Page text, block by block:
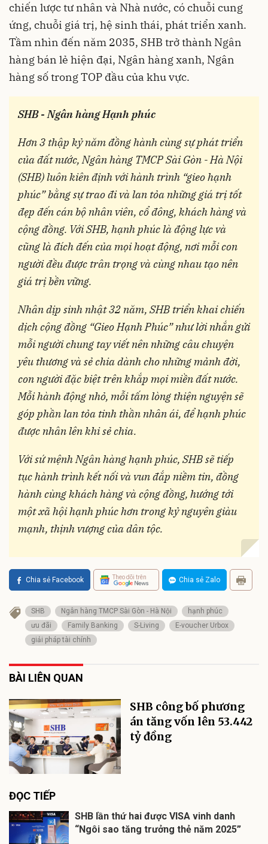
chiến lược tư nhân và Nhà nước, có chuỗi cung
ứng, chuỗi giá trị, hệ sinh thái, phát triển xanh.
Tầm nhìn đến năm 2035, SHB trở thành Ngân
hàng bán lẻ hiện đại, Ngân hàng xanh, Ngân
hàng số trong TOP đầu của khu vực.
SHB - Ngân hàng Hạnh phúc
Hơn 3 thập kỷ năm đồng hành cùng sự phát triển
của đất nước, Ngân hàng TMCP Sài Gòn - Hà Nội
(SHB) luôn kiên định với hành trình “gieo hạnh
phúc” bằng sự trao đi và lan tỏa những giá trị tốt
đẹp đến cán bộ nhân viên, cổ đông, khách hàng và
cộng đồng. Với SHB, hạnh phúc là động lực và
cũng là đích đến của mọi hoạt động, nơi mỗi con
người đều được trân trọng và cùng nhau tạo nên
giá trị bền vững.
Nhân dịp sinh nhật 32 năm, SHB triển khai chiến
dịch cộng đồng “Gieo Hạnh Phúc” như lời nhắn gửi
mỗi người chung tay viết nên những câu chuyện
yêu thương và sẻ chia dành cho những mảnh đời,
con người đặc biệt trên khắp mọi miền đất nước.
Mỗi hành động nhỏ, mỗi tấm lòng thiện nguyện sẽ
góp phần lan tỏa tinh thần nhân ái, để hạnh phúc
được nhân lên khi sẻ chia.
Với sứ mệnh Ngân hàng hạnh phúc, SHB sẽ tiếp
tục hành trình kết nối và vun đắp niềm tin, đồng
hành cùng khách hàng và cộng đồng, hướng tới
một xã hội hạnh phúc hơn trong kỷ nguyên giàu
mạnh, thịnh vượng của dân tộc.
Chia sẻ Facebook Theo dõi trên Chia sẻ Zalo
SHB Ngân hàng TMCP Sài Gòn - Hà Nội
hạnh phúc
ưu đãi
Family Banking S-Living
E-voucher Urbox
giải pháp tài chính
BÀI LIÊN QUAN
SHB công bố phương
án tăng vốn lên 53.442
tỷ đồng
ĐỌC TIẾP
SHB lần thứ hai được VISA vinh danh
“Ngôi sao tăng trưởng thẻ năm 2025”